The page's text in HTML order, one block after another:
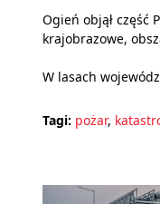
Ogień objął część
krajobrazowe,
W lasach
Tagi: pożar,